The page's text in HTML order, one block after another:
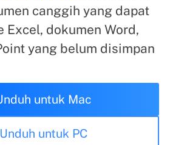
canggih yang dapat
Excel, dokumen Word,
yang belum disimpan
untuk Mac
Unduh untuk PC